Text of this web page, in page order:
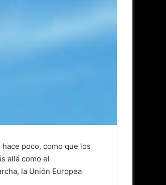
poco, como que los
allá como el
la Unión Europea